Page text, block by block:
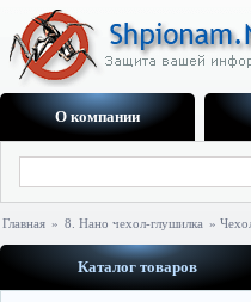
О компании
Главная » 8. Нано чехол-глушилка »
Каталог товаров